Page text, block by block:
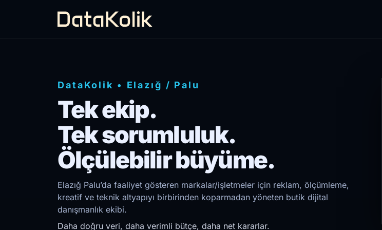
DataKolik • Elazığ / Palu
Tek ekip.
Tek sorumluluk.
Ölçülebilir büyüme.
Elazığ Palu’da faaliyet gösteren markalar/işletmeler için reklam, ölçümleme,
kreatif ve teknik altyapıyı birbirinden koparmadan yöneten butik dijital
danışmanlık ekibi.
Daha doğru veri, daha verimli bütçe, daha net kararlar.